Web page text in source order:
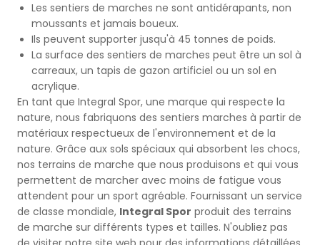
Terrains de Badminton
Terrains de Futsal
Terrains de Cricket
Football Américain
Sports de Tapis en Salle
Champ de Courses
Les sentiers de marches ne sont antidérapants, non
moussants et jamais boueux.
Ils peuvent supporter jusqu'à 45 tonnes de poids.
La surface des sentiers de marches peut être un sol à
carreaux, un tapis de gazon artificiel ou un sol en
acrylique.
En tant que Integral Spor, une marque qui respecte la
nature, nous fabriquons des sentiers marches à partir de
matériaux respectueux de l'environnement et de la
nature. Grâce aux sols spéciaux qui absorbent les chocs,
nos terrains de marche que nous produisons et qui vous
permettent de marcher avec moins de fatigue vous
attendent pour un sport agréable. Fournissant un service
de classe mondiale, Integral Spor produit des terrains
de marche sur différents types et tailles. N'oubliez pas